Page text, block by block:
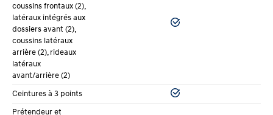
coussins frontaux (2),
latéraux intégrés aux
dossiers avant (2),
coussins latéraux
arrière (2), rideaux
latéraux
avant/arrière (2)
Ceintures à 3 points
Prétendeur et